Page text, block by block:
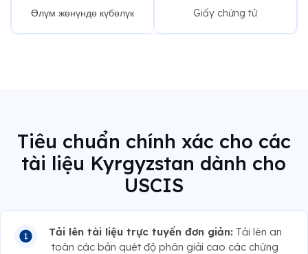
Өлүм жөнүндө күбөлүк Giấy chứng tử
Tiêu chuẩn chính xác cho các
tài liệu Kyrgyzstan dành cho
USCIS
Tải lên tài liệu trực tuyến đơn giản: Tải lên an
toàn các bản quét độ phân giải cao các chứng